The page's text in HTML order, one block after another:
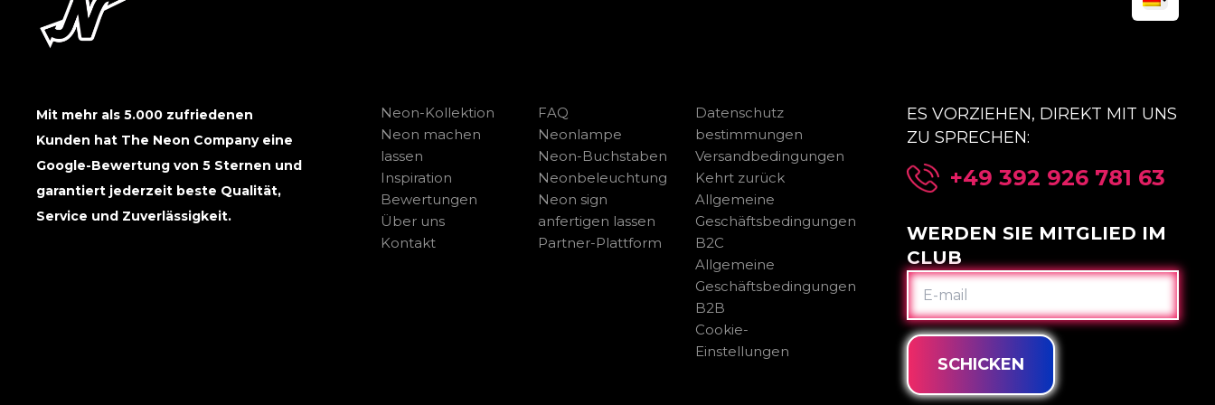
Mit mehr als 5.000 zufriedenen
Kunden hat The Neon Company eine
Google-Bewertung von 5 Sternen und
garantiert jederzeit beste Qualität,
Service und Zuverlässigkeit.
Neon-Kollektion
Neon machen
lassen
Inspiration
Bewertungen
Über uns
Kontakt
FAQ
Neonlampe
Neon-Buchstaben
Neonbeleuchtung
Neon sign
anfertigen lassen
Partner-Plattform
Datenschutz
bestimmungen
Versandbedingungen
Kehrt zurück
Allgemeine
Geschäftsbedingungen
B2C
Allgemeine
Geschäftsbedingungen
B2B
Cookie-
Einstellungen
ES VORZIEHEN, DIREKT MIT UNS
ZU SPRECHEN:
+49 392 926 781 63
WERDEN SIE MITGLIED IM
CLUB
E-
MAIL
SCHICKEN